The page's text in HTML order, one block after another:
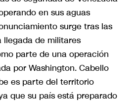
en sus aguas
surge tras las
llegada de militares
parte de una operación
por Washington. Cabello
es parte del territorio
que su país está preparado